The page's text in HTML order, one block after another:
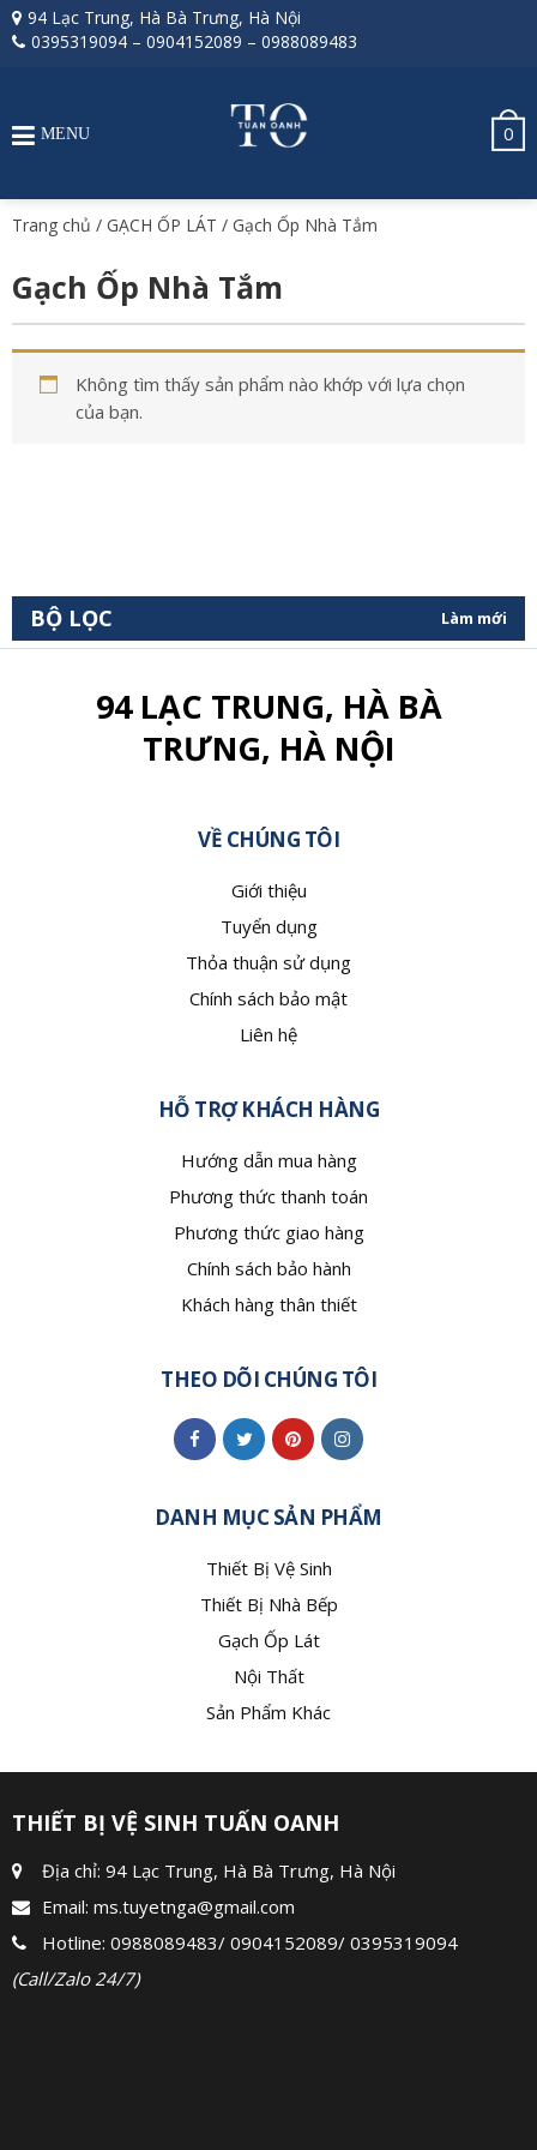
94 Lạc Trung, Hà Bà Trưng, Hà Nội
0395319094 – 0904152089 – 0988089483
0
MENU
Trang chủ / GẠCH ỐP LÁT / Gạch Ốp Nhà Tắm
Gạch Ốp Nhà Tắm
Không tìm thấy sản phẩm nào khớp với lựa chọn
của bạn.
BỘ LỌC Làm mới
94 LẠC TRUNG, HÀ BÀ
TRƯNG, HÀ NỘI
VỀ CHÚNG TÔI
Giới thiệu
Tuyển dụng
Thỏa thuận sử dụng
Chính sách bảo mật
Liên hệ
HỖ TRỢ KHÁCH HÀNG
Hướng dẫn mua hàng
Phương thức thanh toán
Phương thức giao hàng
Chính sách bảo hành
Khách hàng thân thiết
THEO DÕI CHÚNG TÔI
DANH MỤC SẢN PHẨM
Thiết Bị Vệ Sinh
Thiết Bị Nhà Bếp
Gạch Ốp Lát
Nội Thất
Sản Phẩm Khác
THIẾT BỊ VỆ SINH TUẤN OANH
Địa chỉ: 94 Lạc Trung, Hà Bà Trưng, Hà Nội
Email: ms.tuyetnga@gmail.com
Hotline: 0988089483/ 0904152089/ 0395319094
(Call/Zalo 24/7)